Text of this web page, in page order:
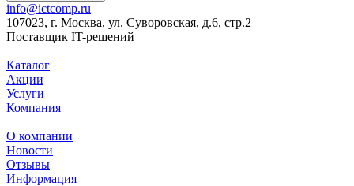
info@ictcomp.ru
107023, г. Москва, ул. Суворовская, д.6, стр.2
Поставщик IT-решений
Каталог
Акции
Услуги
Компания
О компании
Новости
Отзывы
Информация